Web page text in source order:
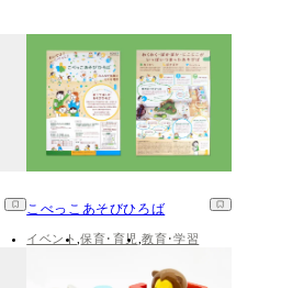
こべっこあそびひろば
イベント 保育･育児 教育･学習